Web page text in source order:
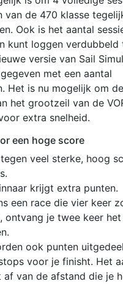
van de 470 klasse
Ook is het aantal
kunt loggen verdubbeld
versie van Sail
met een aantal
Het is nu mogelijk om de
het grootzeil van de
extra snelheid.
een hoge score
tegen veel sterke, hoog
krijgt extra punten.
een race die vier keer
ontvang je twee keer
ook punten
voor je finisht. Het
af van de afstand die je